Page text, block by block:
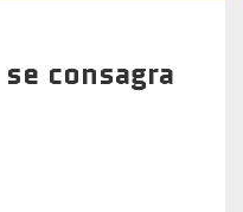
consagra